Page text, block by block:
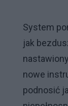
System
jak
nowe
podnosić